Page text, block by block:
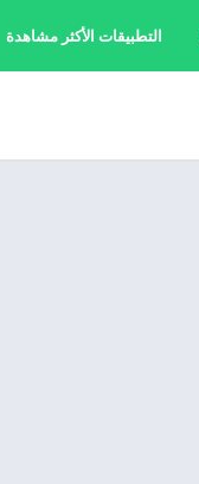
التطبيقات الأكثر مشاهدة